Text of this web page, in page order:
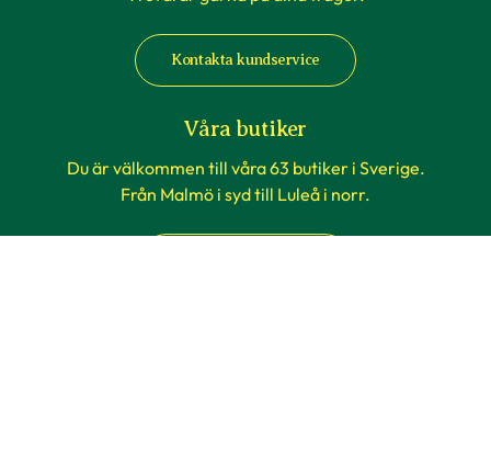
Kontakta kundservice
Våra butiker
Du är välkommen till våra 63 butiker i Sverige.
Från Malmö i syd till Luleå i norr.